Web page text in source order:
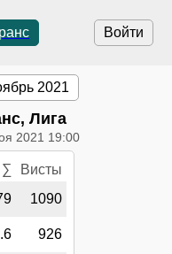
Войти
2021
Лига
2021 19:00
∑
Висты
1090
926